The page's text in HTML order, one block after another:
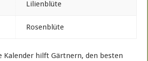
Lilienblüte
Rosenblüte
Kalender hilft Gärtnern, den besten